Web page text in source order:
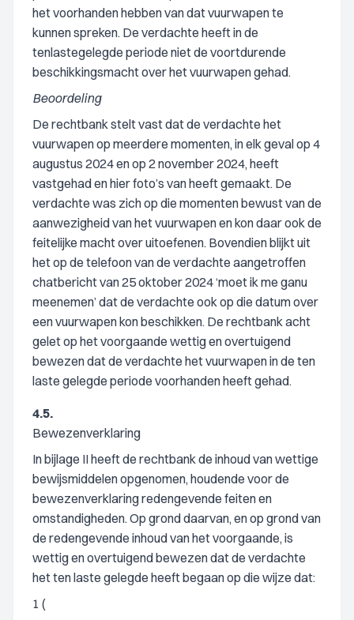
het voorhanden hebben van dat vuurwapen te
kunnen spreken. De verdachte heeft in de
tenlastegelegde periode niet de voortdurende
beschikkingsmacht over het vuurwapen gehad.
Beoordeling
De rechtbank stelt vast dat de verdachte het
vuurwapen op meerdere momenten, in elk geval op 4
augustus 2024 en op 2 november 2024, heeft
vastgehad en hier foto’s van heeft gemaakt. De
verdachte was zich op die momenten bewust van de
aanwezigheid van het vuurwapen en kon daar ook de
feitelijke macht over uitoefenen. Bovendien blijkt uit
het op de telefoon van de verdachte aangetroffen
chatbericht van 25 oktober 2024 ‘moet ik me ganu
meenemen’ dat de verdachte ook op die datum over
een vuurwapen kon beschikken. De rechtbank acht
gelet op het voorgaande wettig en overtuigend
bewezen dat de verdachte het vuurwapen in de ten
laste gelegde periode voorhanden heeft gehad.
4.5.
Bewezenverklaring
In bijlage II heeft de rechtbank de inhoud van wettige
bewijsmiddelen opgenomen, houdende voor de
bewezenverklaring redengevende feiten en
omstandigheden. Op grond daarvan, en op grond van
de redengevende inhoud van het voorgaande, is
wettig en overtuigend bewezen dat de verdachte
het ten laste gelegde heeft begaan op die wijze dat:
1 (